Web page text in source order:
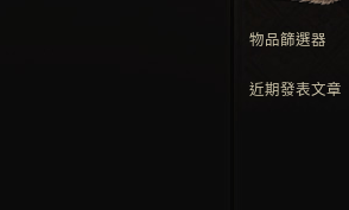
物品篩選器
近期發表文章